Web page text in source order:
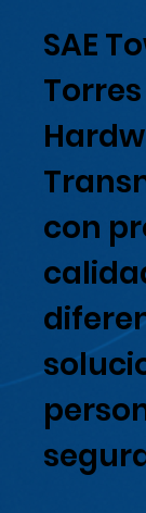
SAE
con